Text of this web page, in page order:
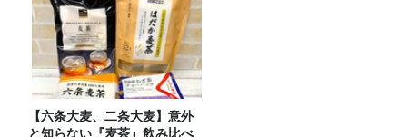
【六条大麦、二条大麦】意外
と知らない『麦茶』飲み比べ